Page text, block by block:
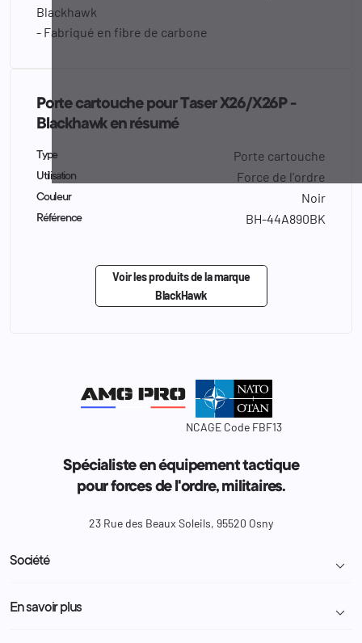
Blackhawk
- Fabriqué en fibre de carbone
Porte cartouche pour Taser X26/X26P -
Blackhawk en résumé
Type Porte cartouche
Utilisation Force de l'ordre
Couleur Noir
Référence BH-44A890BK
Voir les produits de la marque
BlackHawk
NCAGE Code FBF13
Spécialiste en équipement tactique
pour forces de l'ordre, militaires.
23 Rue des Beaux Soleils, 95520 Osny
Société 
Livraison et retour colis
En savoir plus 